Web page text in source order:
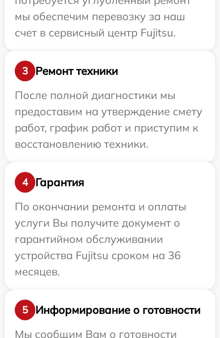
мы обеспечим перевозку за наш
счет в сервисный центр Fujitsu.
3
Ремонт техники
После полной диагностики мы
предоставим на утверждение смету
работ, график работ и приступим к
восстановлению техники.
4
Гарантия
По окончании ремонта и оплаты
услуги Вы получите документ о
гарантийном обслуживании
устройства Fujitsu сроком на 36
месяцев.
5
Информирование о готовности
Мы сообщим Вам о готовности